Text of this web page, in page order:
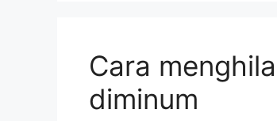
i
e
s
Cara
diminum